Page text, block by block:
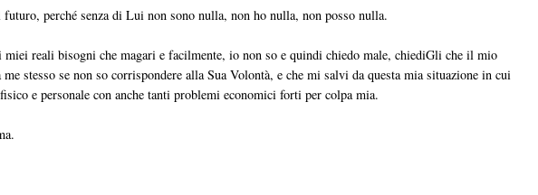
perché senza di Lui non sono nulla, non ho nulla, non posso nulla.
reali bisogni che magari e facilmente, io non so e quindi chiedo male, chiediGli che il mio
stesso se non so corrispondere alla Sua Volontà, e che mi salvi da questa mia situazione in cui
e personale con anche tanti problemi economici forti per colpa mia.